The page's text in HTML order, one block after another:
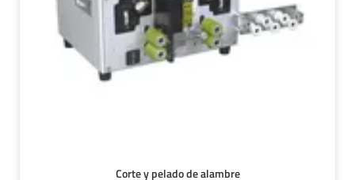
Corte y pelado de alambre